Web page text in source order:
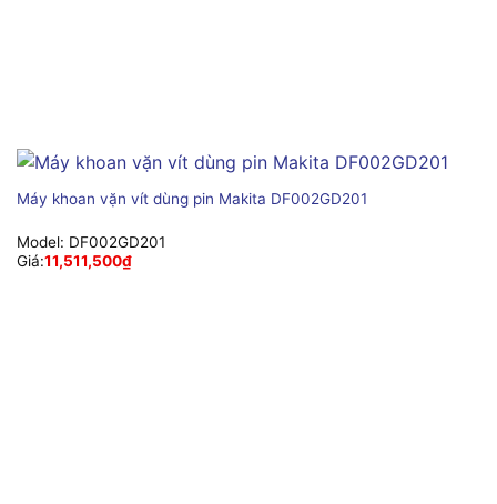
Máy khoan vặn vít dùng pin Makita DF002GD201
Model: DF002GD201
Giá:11,511,500₫